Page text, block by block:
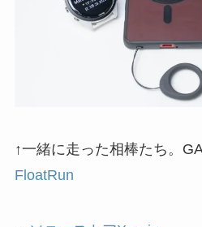
↑一緒に走った相棒たち。
FloatRun